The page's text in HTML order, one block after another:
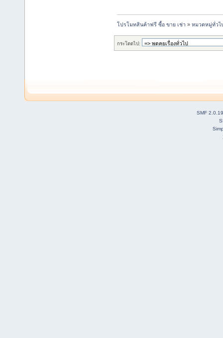
โปรโมทสินค้าฟรี ซื้อ ขาย เช่า »หมวดหมู่ทั่วไ
กระโดดไป:
SMF 2.0.19